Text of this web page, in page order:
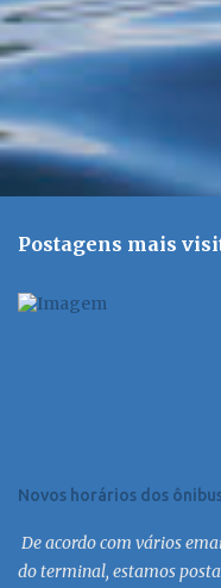
Postagens mais
Novos horários dos
De acordo com vários
do terminal, estamos